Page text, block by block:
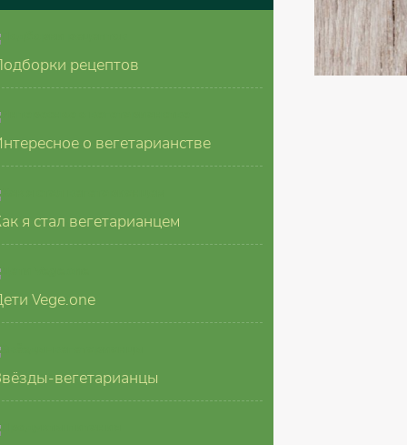
рецептов
о вегетарианстве
я стал вегетарианцем
Vege.one
вегетарианцы